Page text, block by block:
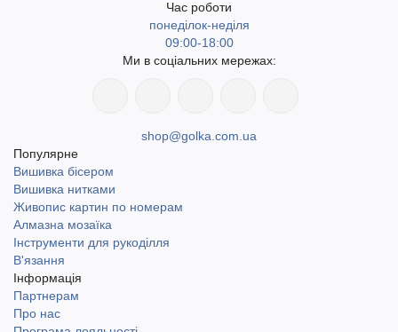
Час роботи
понеділок-неділя
09:00-18:00
Ми в соціальних мережах:
shop@golka.com.ua
Популярне
Вишивка бісером
Вишивка нитками
Живопис картин по номерам
Алмазна мозаїка
Інструменти для рукоділля
В'язання
Інформація
Партнерам
Про нас